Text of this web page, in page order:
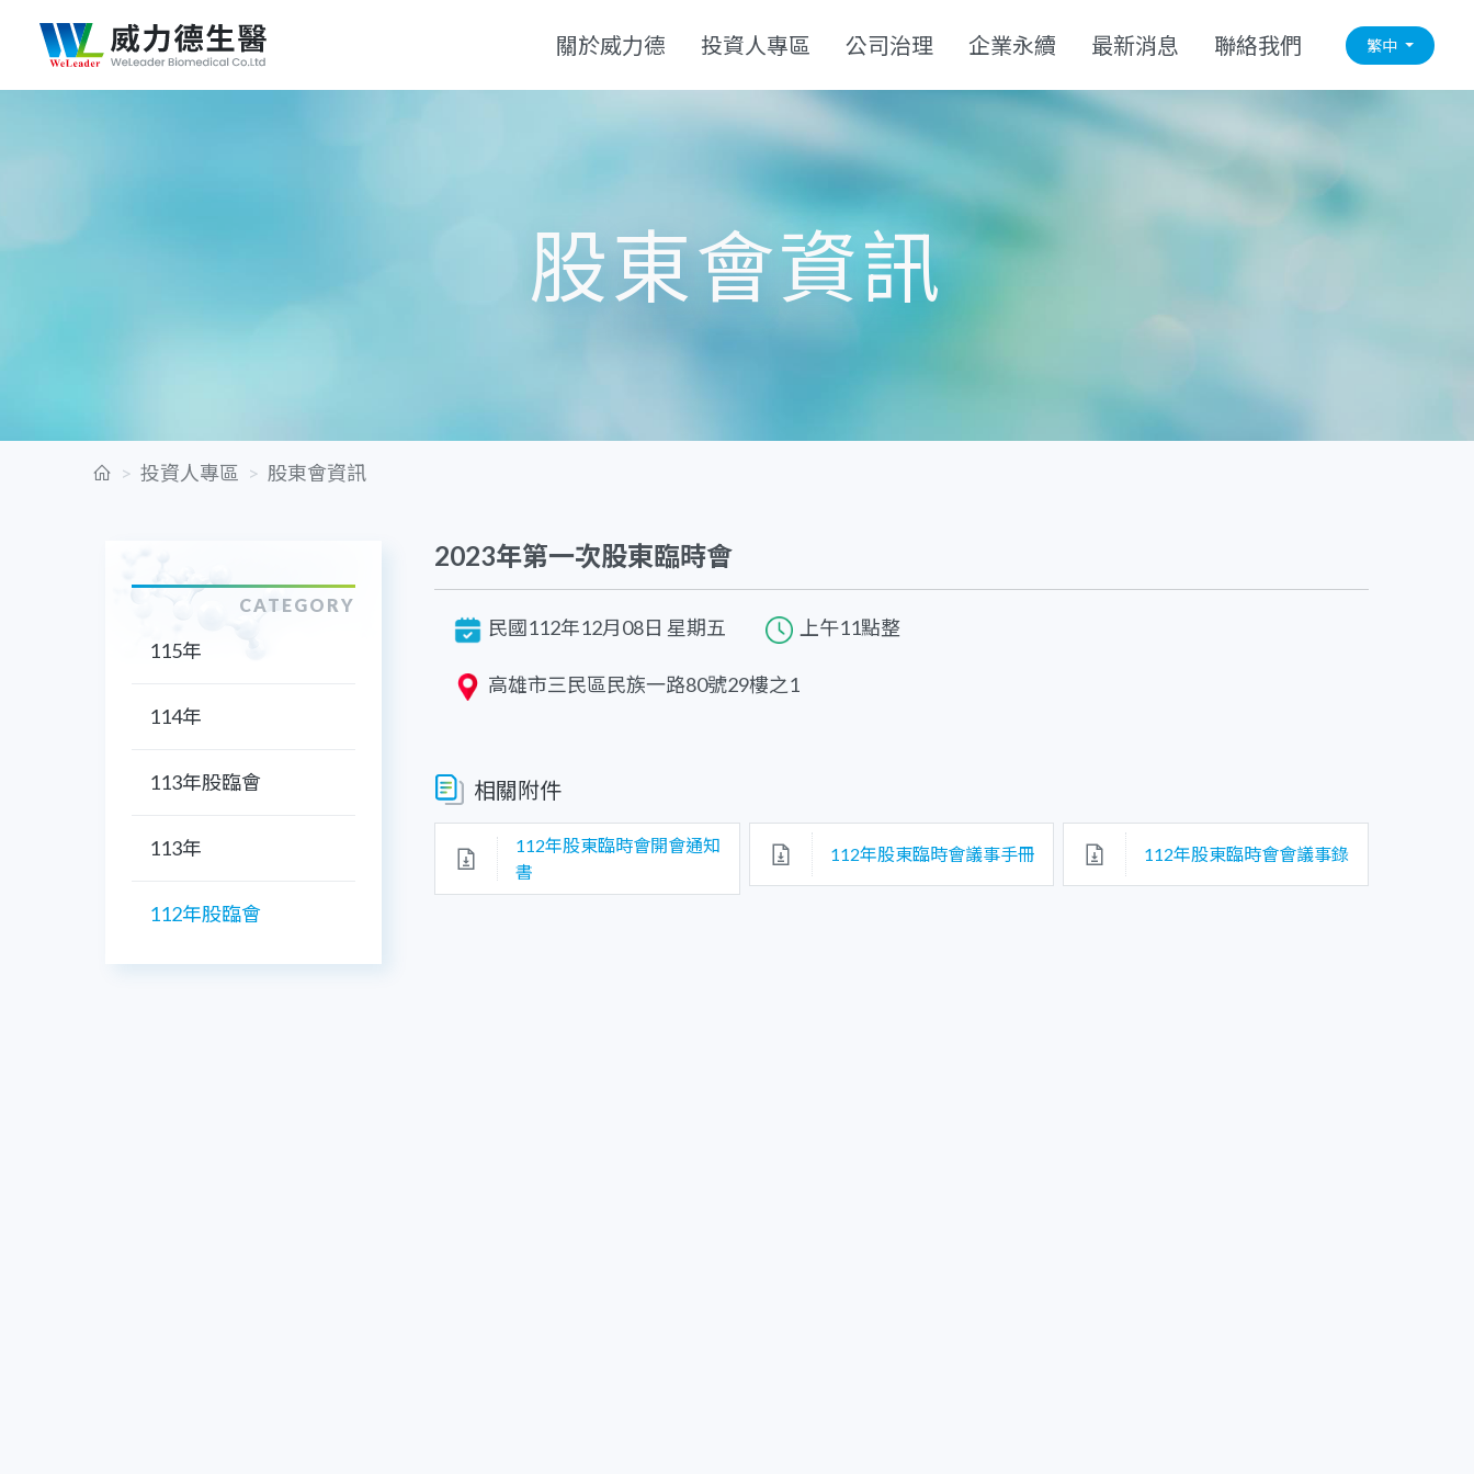
關於威力德 投資人專區 公司治理 企業永續 最新消息 聯絡我們 繁中
股東會資訊
投資人專區 股東會資訊
CATEGORY
115年
114年
113年股臨會
113年
112年股臨會
2023年第一次股東臨時會
民國112年12月08日 星期五 上午11點整
高雄市三民區民族一路80號29樓之1
相關附件
112年股東臨時會開會通知
書
112年股東臨時會議事手冊 112年股東臨時會會議事錄